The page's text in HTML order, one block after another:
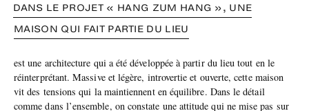
DANS LE PROJET « HANG ZUM HANG », UNE
MAISON QUI FAIT PARTIE DU LIEU
est une architecture qui a été développée à partir du lieu tout en le
réinterprétant. Massive et légère, introvertie et ouverte, cette maison
vit des tensions qui la maintiennent en équilibre. Dans le détail
comme dans l’ensemble, on constate une attitude qui ne mise pas sur